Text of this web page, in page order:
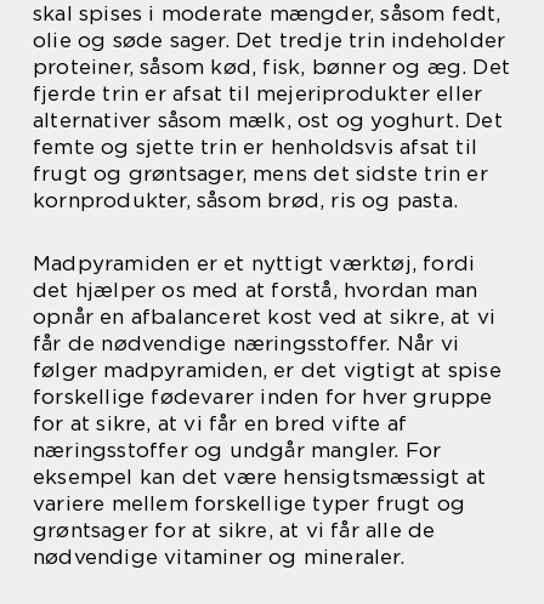
skal spises i moderate mængder, såsom fedt,
olie og søde sager. Det tredje trin indeholder
proteiner, såsom kød, fisk, bønner og æg. Det
fjerde trin er afsat til mejeriprodukter eller
alternativer såsom mælk, ost og yoghurt. Det
femte og sjette trin er henholdsvis afsat til
frugt og grøntsager, mens det sidste trin er
kornprodukter, såsom brød, ris og pasta.
Madpyramiden er et nyttigt værktøj, fordi
det hjælper os med at forstå, hvordan man
opnår en afbalanceret kost ved at sikre, at vi
får de nødvendige næringsstoffer. Når vi
følger madpyramiden, er det vigtigt at spise
forskellige fødevarer inden for hver gruppe
for at sikre, at vi får en bred vifte af
næringsstoffer og undgår mangler. For
eksempel kan det være hensigtsmæssigt at
variere mellem forskellige typer frugt og
grøntsager for at sikre, at vi får alle de
nødvendige vitaminer og mineraler.